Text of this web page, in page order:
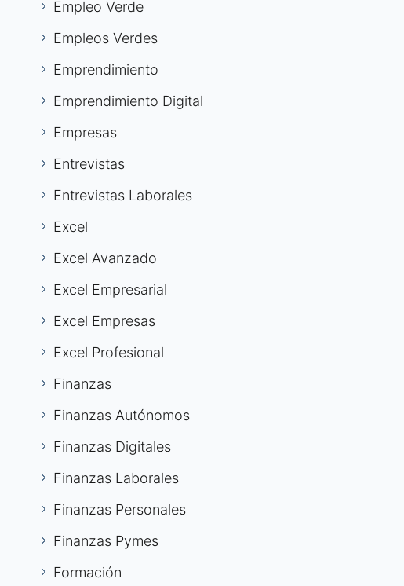
Empleo Verde
Empleos Verdes
Emprendimiento
Emprendimiento Digital
Empresas
Entrevistas
Entrevistas Laborales
Excel
Excel Avanzado
Excel Empresarial
Excel Empresas
Excel Profesional
Finanzas
Finanzas Autónomos
Finanzas Digitales
Finanzas Laborales
Finanzas Personales
Finanzas Pymes
Formación